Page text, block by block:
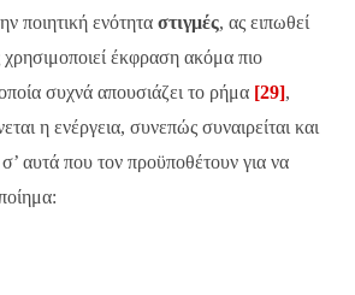
ποιητική ενότηταστιγμές, ας ειπωθεί
χρησιμοποιεί έκφραση ακόμα πιο
συχνά απουσιάζει το ρήμα [29],
η ενέργεια, συνεπώς συναιρείται και
αυτά που τον προϋποθέτουν για να